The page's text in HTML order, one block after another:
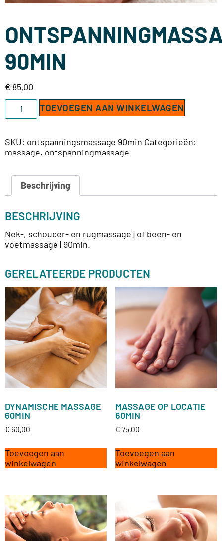
90MIN
€ 85,00
TOEVOEGEN AAN WINKELWAGEN
SKU: ontspanningsmassage 90min Categorieën:
massage, ontspanningmassage
Beschrijving
BESCHRIJVING
Nek-, schouder- en rugmassage | of been- en
voetmassage | 90min.
GERELATEERDE PRODUCTEN
DYNAMISCHE MASSAGE
60MIN
€ 60,00
Toevoegen aan
winkelwagen
MASSAGE OP LOCATIE
60MIN
€ 75,00
Toevoegen aan
winkelwagen